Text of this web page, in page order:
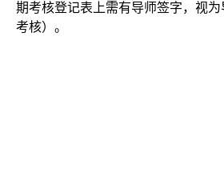
期考核登记表上需有导师签字，视
考核）。